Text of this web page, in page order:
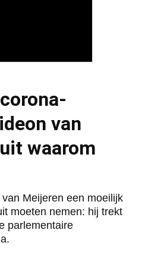
van
waarom
Meijeren een moeilijk
moeten nemen: hij trekt
parlementaire